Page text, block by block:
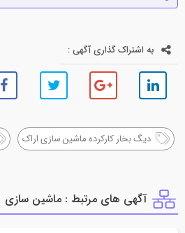
به اشتراک گذاری آگهی :
دیگ بخار کارکرده ماشین سازی اراک
آگهی های مرتبط : ماشين سازي